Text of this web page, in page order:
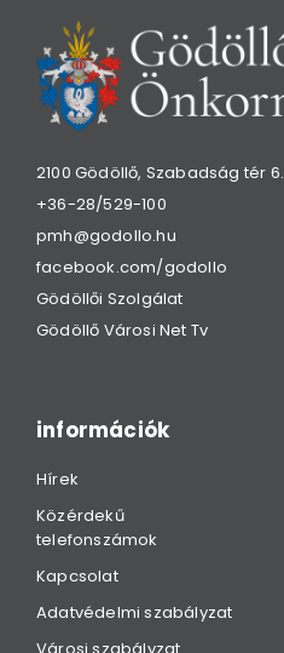
2100 Gödöllő, Szabadság tér 6.
+36-28/529-100
pmh@godollo.hu
facebook.com/godollo
Gödöllői Szolgálat
Gödöllő Városi Net Tv
információk
Hírek
Közérdekű
telefonszámok
Kapcsolat
Adatvédelmi szabályzat